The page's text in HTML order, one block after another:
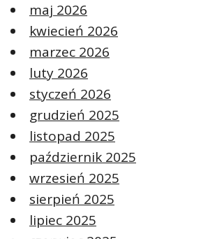
maj 2026
kwiecień 2026
marzec 2026
luty 2026
styczeń 2026
grudzień 2025
listopad 2025
październik 2025
wrzesień 2025
sierpień 2025
lipiec 2025